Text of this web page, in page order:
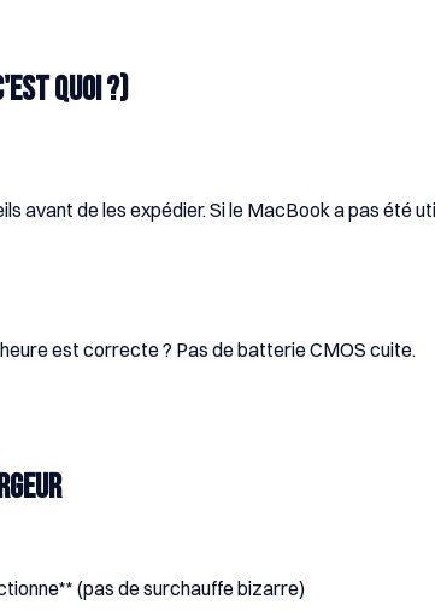
quoi ?)
avant de les expédier. Si le MacBook a pas été
est correcte ? Pas de batterie CMOS cuite.
(pas de surchauffe bizarre)